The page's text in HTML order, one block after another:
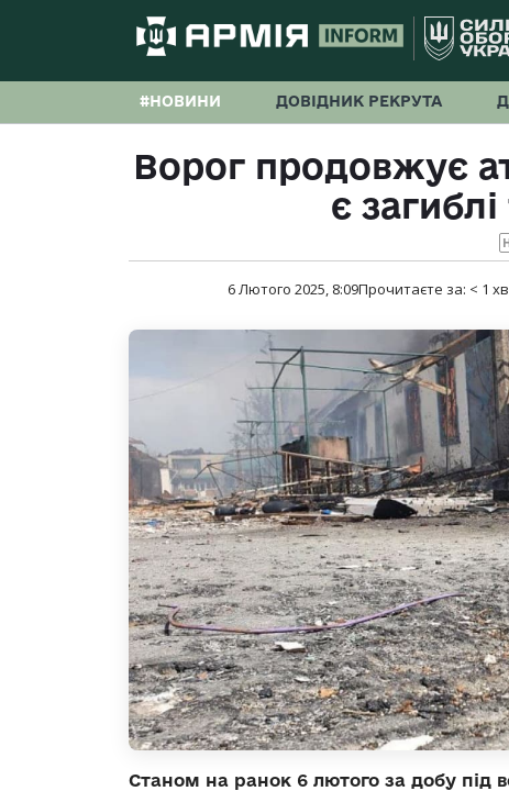
#НОВИНИ ДОВІДНИК РЕКРУТА
Ворог продовжує
є
6 Лютого 2025, 8:09Прочитаєте за: < 1
Станом на ранок 6 лютого за добу під